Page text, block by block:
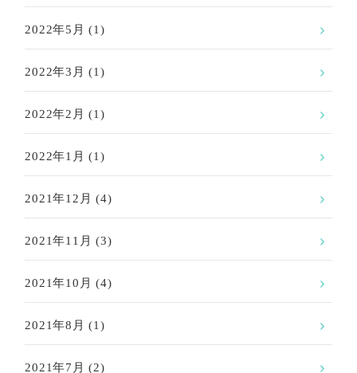
2022年5月 (1)
2022年3月 (1)
2022年2月 (1)
2022年1月 (1)
2021年12月 (4)
2021年11月 (3)
2021年10月 (4)
2021年8月 (1)
2021年7月 (2)